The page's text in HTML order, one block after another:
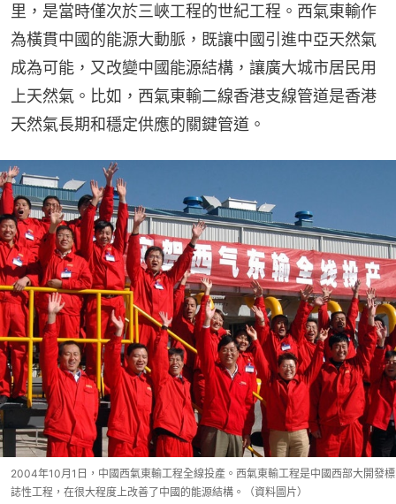
里，是當時僅次於三峽工程的世紀工程。西氣東輸作
為橫貫中國的能源大動脈，既讓中國引進中亞天然氣
成為可能，又改變中國能源結構，讓廣大城市居民用
上天然氣。比如，西氣東輸二線香港支線管道是香港
天然氣長期和穩定供應的關鍵管道。
2004年10月1日，中國西氣東輸工程全線投產。西氣東輸工程是中國西部大開發標
誌性工程，在很大程度上改善了中國的能源結構。（資料圖片）